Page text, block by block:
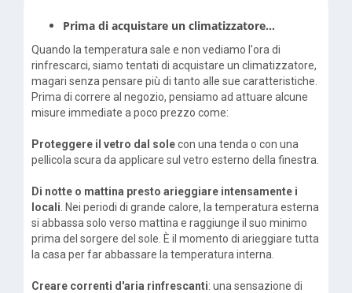
Prima di acquistare un climatizzatore…
Quando la temperatura sale e non vediamo l'ora di
rinfrescarci, siamo tentati di acquistare un climatizzatore,
magari senza pensare più di tanto alle sue caratteristiche.
Prima di correre al negozio, pensiamo ad attuare alcune
misure immediate a poco prezzo come:
Proteggere il vetro dal solecon una tenda o con una
pellicola scura da applicare sul vetro esterno della finestra.
Di notte o mattina presto arieggiare intensamente i
locali . Nei periodi di grande calore, la temperatura esterna
si abbassa solo verso mattina e raggiunge il suo minimo
prima del sorgere del sole. È il momento di arieggiare tutta
la casa per far abbassare la temperatura interna.
Creare correnti d'aria rinfrescanti: una sensazione di